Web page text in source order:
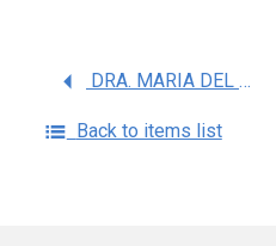
DRA. MARIA DEL CARMEN SILVA LUCERO
Back to items list